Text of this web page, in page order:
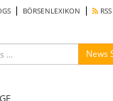
BÖRSENLEXIKON RSS
News